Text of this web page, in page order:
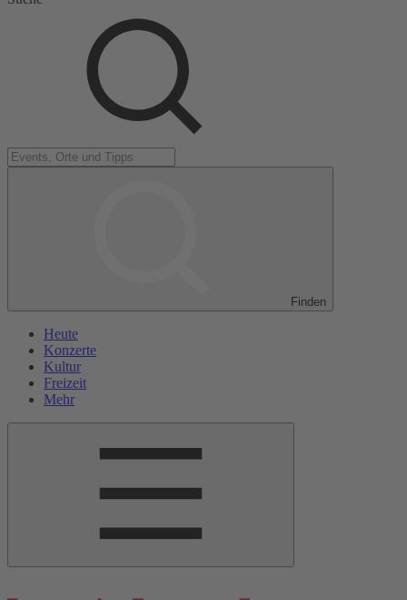
Finden
Heute
Konzerte
Kultur
Freizeit
Mehr